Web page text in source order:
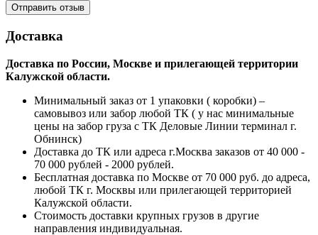
Доставка
Доставка по России, Москве и прилегающей территории
Калужской области.
Минимальный заказ от 1 упаковки ( коробки) –
самовывоз или забор любой ТК ( у нас минимальные
цены на забор груза с ТК Деловые Линии терминал г.
Обнинск)
Доставка до ТК или адреса г.Москва заказов от 40 000 -
70 000 рублей - 2000 рублей.
Бесплатная доставка по Москве от 70 000 руб. до адреса,
любой ТК г. Москвы или прилегающей территорией
Калужской области.
Стоимость доставки крупных грузов в другие
направления индивидуальная.